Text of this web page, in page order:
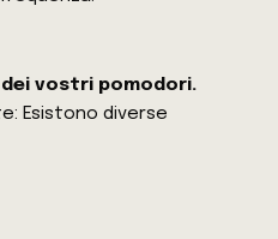
vostri pomodori.
Esistono diverse